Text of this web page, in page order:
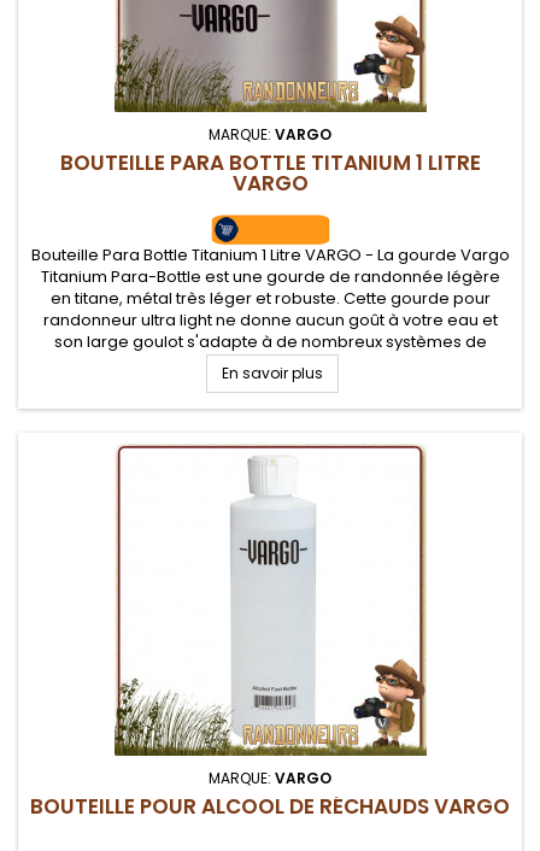
MARQUE: VARGO
BOUTEILLE PARA BOTTLE TITANIUM 1 LITRE
VARGO
Bouteille Para Bottle Titanium 1 Litre VARGO - La gourde Vargo
Titanium Para-Bottle est une gourde de randonnée légère
en titane, métal très léger et robuste. Cette gourde pour
randonneur ultra light ne donne aucun goût à votre eau et
son large goulot s'adapte à de nombreux systèmes de
filtration ou marché
En savoir plus
MARQUE: VARGO
BOUTEILLE POUR ALCOOL DE RÉCHAUDS VARGO